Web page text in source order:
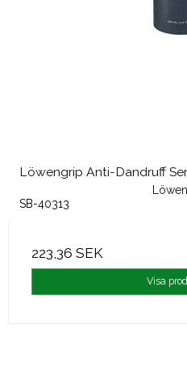
Löwengrip Anti-Dandruff
SB-40313
223,36 SEK
Visa